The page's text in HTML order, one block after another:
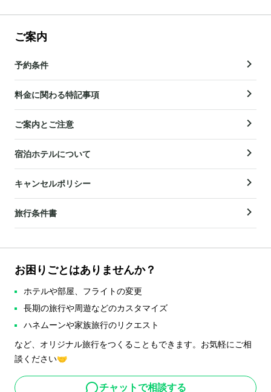
ご案内
予約条件
料金に関わる特記事項
ご案内とご注意
宿泊ホテルについて
キャンセルポリシー
旅行条件書
お困りごとはありませんか？
ホテルや部屋、フライトの変更
長期の旅行や周遊などのカスタマイズ
ハネムーンや家族旅行のリクエスト
など、オリジナル旅行をつくることもできます。お気軽にご相
談ください🤝
チャットで相談する